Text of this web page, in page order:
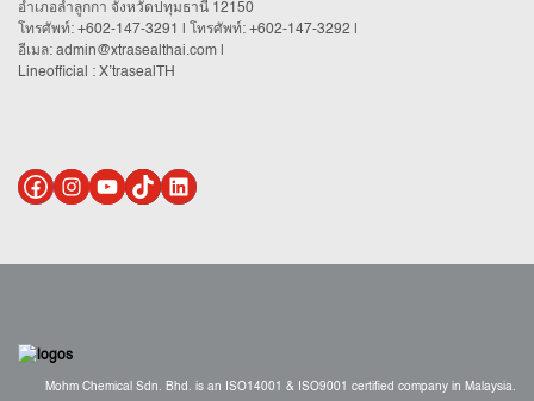
อำเภอลำลูกกา จังหวัดปทุมธานี 12150
โทรศัพท์: +602-147-3291 | โทรศัพท์: +602-147-3292
อีเมล: admin@xtrasealthai.com
Lineofficial : X’trasealTH
Mohm Chemical Sdn. Bhd. is an ISO14001 & ISO9001 certified company in Malaysia.